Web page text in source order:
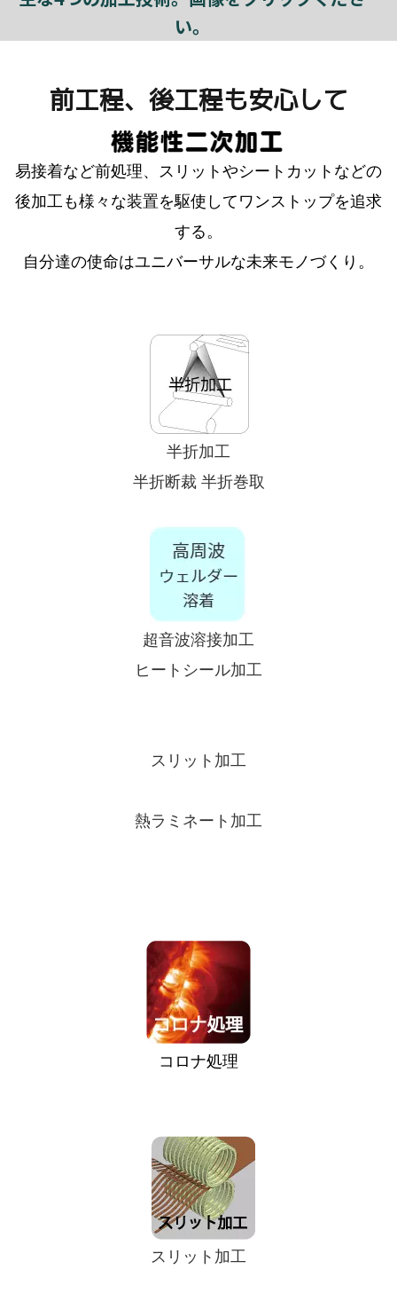
い。
前工程、後工程も安心して
易接着など前処理、スリットやシートカットなどの
後加工も様々な装置を駆使してワンストップを追求
する。
自分達の使命はユニバーサルな未来モノづくり。
半折加工
半折断裁 半折巻取
超音波溶接加工
ヒートシール加工
スリット加工
熱ラミネート加工
コロナ処理
スリット加工